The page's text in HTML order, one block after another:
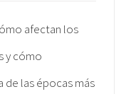
afectan los
y cómo
de las épocas más